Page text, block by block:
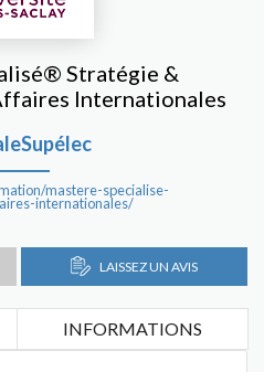
Stratégie &
Internationales
mastere-specialise-
internationales/
LAISSEZ UN AVIS
INFORMATIONS